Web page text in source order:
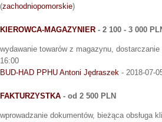
(zachodniopomorskie)
KIEROWCA-MAGAZYNIER - 2 100 - 3 000
wydawanie towarów z magazynu,
16:00
BUD-HAD PPHU Antoni Jędraszek - 2018-07-
FAKTURZYSTKA - od 2 500 PLN
wprowadzanie dokumentów, bieżąca obsługa